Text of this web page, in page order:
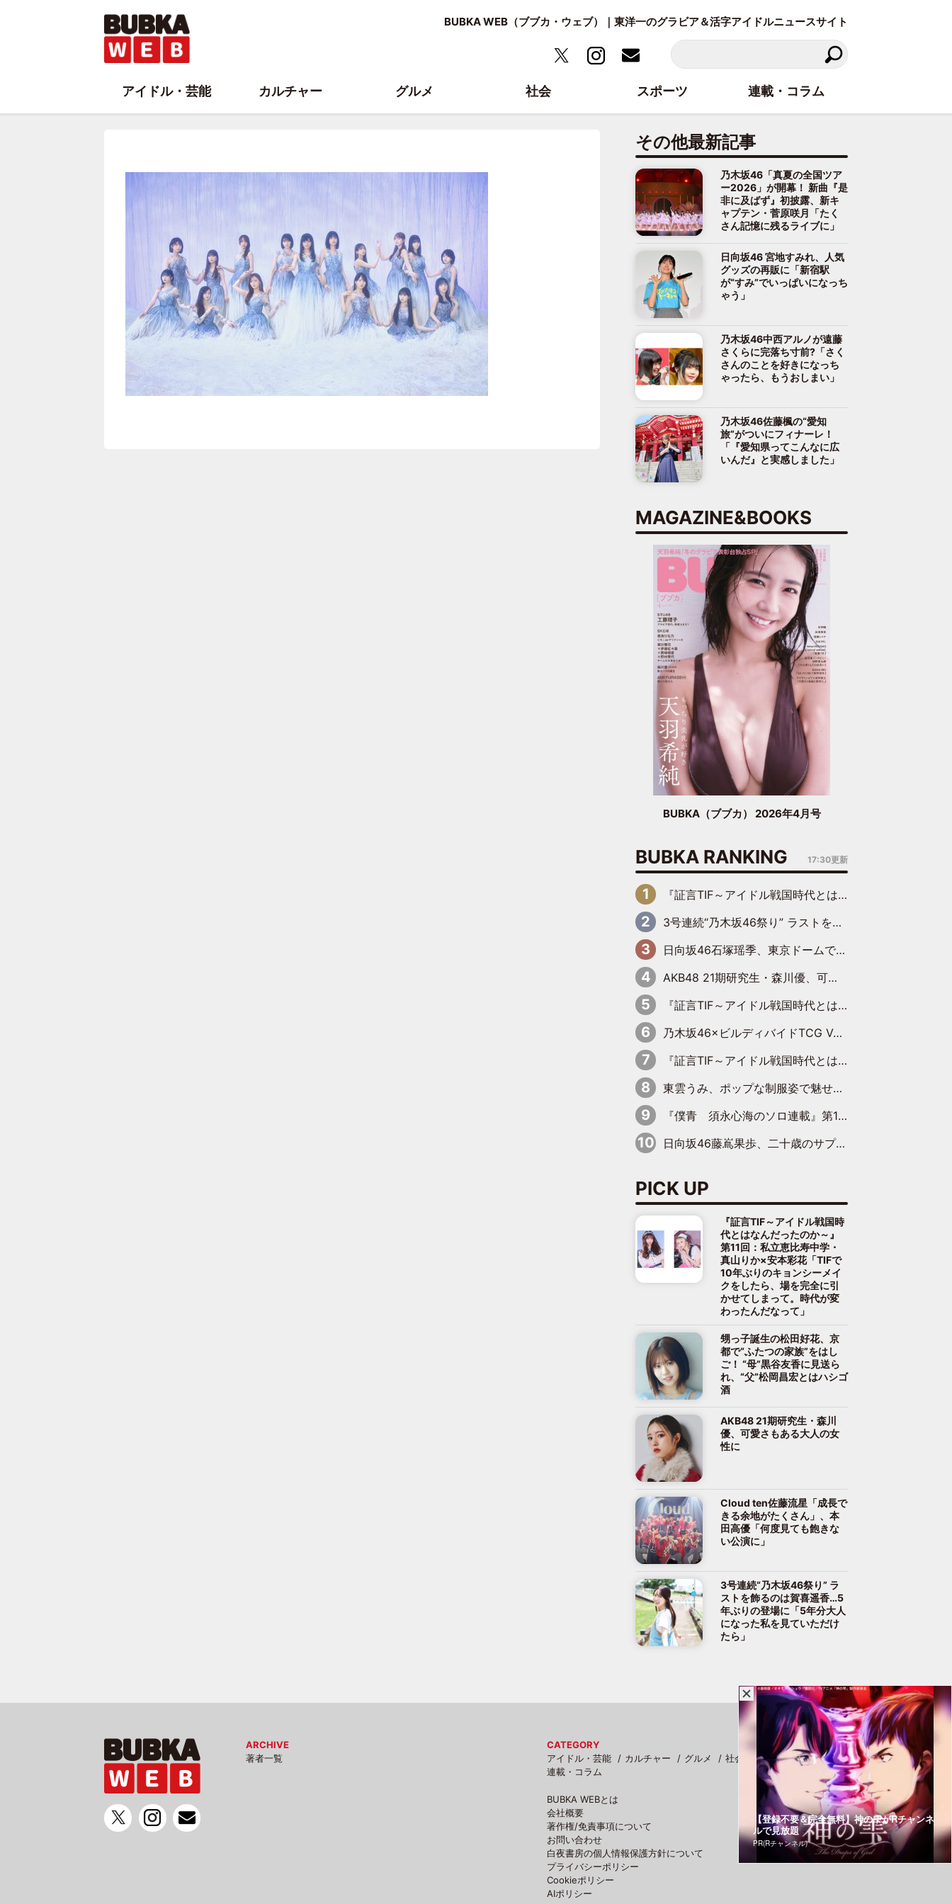
BUBKA WEB（ブブカ・ウェブ）｜東洋一のグラビア＆活字アイドルニュースサイト
その他最新記事
乃木坂46「真夏の全国ツア
ー2026」が開幕！ 新曲『是
非に及ばず』初披露、新キ
ャプテン・菅原咲月「たく
さん記憶に残るライブに」
日向坂46 宮地すみれ、人気
グッズの再販に「新宿駅
が“すみ”でいっぱいになっち
ゃう」
乃木坂46中西アルノが遠藤
さくらに完落ち寸前?「さく
さんのことを好きになっち
ゃったら、もうおしまい」
乃木坂46佐藤楓の“愛知
旅”がついにフィナーレ！
「『愛知県ってこんなに広
いんだ』と実感しました」
MAGAZINE&BOOKS
BUBKA（ブブカ） 2026年4月号
BUBKA RANKING 17:30更新
『証言TIF～アイドル戦国時代とはなんだったのか～』第6回：でんぱ組.inc・古川未鈴×相沢梨紗「『ハロプロやりたかったな』って言ったら、夢眠ねむさんに『てめえはでんぱ組．incなんだよ！』って肩パンされて(笑)」
3号連続“乃木坂46祭り” ラストを飾るのは賀喜遥香…5年ぶりの登場に「5年分大人になった私を見ていただけたら」
日向坂46石塚瑶季、東京ドームで“観戦バレ”！ ナイツ・塙も認めた「巨人に詳しすぎるアイドル」は元VENUSスクール生で杉内コーチ推し⁉
AKB48 21期研究生・森川優、可愛さもある大人の女性に
『証言TIF～アイドル戦国時代とはなんだったのか～』第10回：さくら学院・武藤彩未×飯田らうら「正直、中3で辞めるというのを信じてなくて。そう言われてはいたけど、嘘でしょって」
乃木坂46×ビルディバイドTCG Vol.2公開 賀喜遥香＆田村真佑が『京まふ』ステージに登壇
『証言TIF～アイドル戦国時代とはなんだったのか～』第8回：Negicco・Nao☆×Megu×Kaede「東京からオファーが来たのと、梨の皮剥きとどっちが大事なんだって」
東雲うみ、ポップな制服姿で魅せる“東雲グリーン”の正体
『僕青 須永心海のソロ連載』第18回：「バーゲンセールハンターみうな inしまむら」編
日向坂46藤嶌果歩、二十歳のサプライズバースデーに大喜び「頼られる先輩になれるように努力していきたい」
PICK UP
『証言TIF～アイドル戦国時
代とはなんだったのか～』
第11回：私立恵比寿中学・
真山りか×安本彩花「TIFで
10年ぶりのキョンシーメイ
クをしたら、場を完全に引
かせてしまって。時代が変
わったんだなって」
甥っ子誕生の松田好花、京
都で“ふたつの家族”をはし
ご！ “母”黒谷友香に見送ら
れ、“父”松岡昌宏とはハシゴ
酒
AKB48 21期研究生・森川
優、可愛さもある大人の女
性に
Cloud ten佐藤流星「成長で
きる余地がたくさん」、本
田高優「何度見ても飽きな
い公演に」
3号連続“乃木坂46祭り” ラ
ストを飾るのは賀喜遥香…5
年ぶりの登場に「5年分大人
になった私を見ていただけ
たら」
ARCHIVE
著者一覧
CATEGORY
アイドル・芸能
カルチャー グルメ 社会
スポーツ
連載・コラム
BUBKA WEBとは
会社概要
著作権/免責事項について
お問い合わせ
白夜書房の個人情報保護方針について
プライバシーポリシー
Cookieポリシー
AIポリシー
アイドル・芸能 カルチャー グルメ 社会 スポーツ 連載・コラム
【登録不要＆完全無料】神の雫がRチャンネ
ルで見放題
PR(Rチャンネル)